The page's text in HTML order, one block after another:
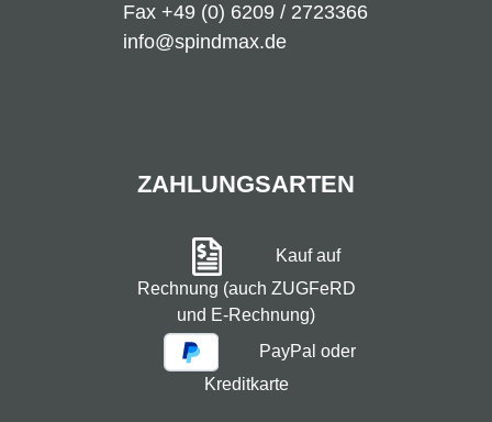
Fax +49 (0) 6209 / 2723366
info@spindmax.de
ZAHLUNGSARTEN
Kauf auf
Rechnung (auch ZUGFeRD
und E-Rechnung)
PayPal oder
Kreditkarte